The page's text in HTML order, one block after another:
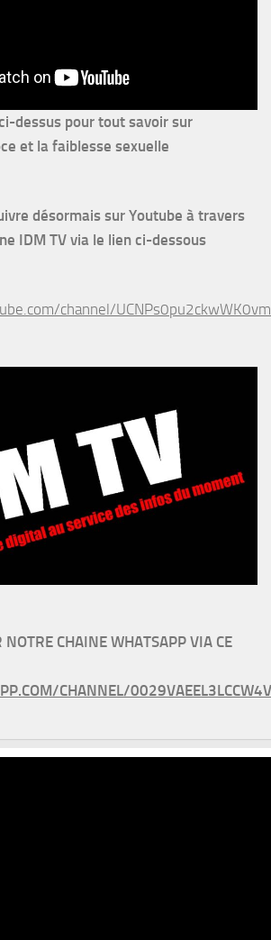
dessus pour tout savoir sur
et la faiblesse sexuelle
désormais sur Youtube à travers
IDM TV via le lien ci-dessous
channel/
NOTRE CHAINE WHATSAPP VIA CE
CHANNEL/